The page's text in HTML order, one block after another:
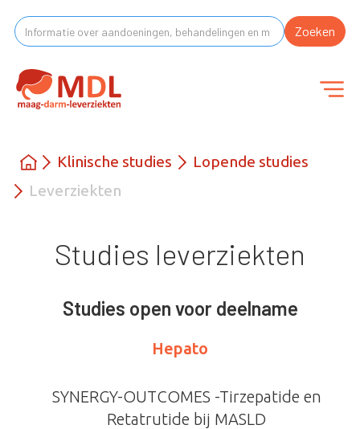
Klinische studies
Lopende studies
Leverziekten
Studies leverziekten
Studies open voor deelname
Hepato
SYNERGY-OUTCOMES -Tirzepatide en
Retatrutide bij MASLD